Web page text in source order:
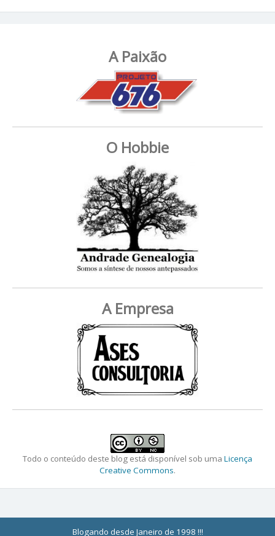
A Paixão
O Hobbie
A Empresa
Todo o conteúdo deste blog está disponível sob uma Licença
Creative Commons.
Blogando desde Janeiro de 1998 !!!